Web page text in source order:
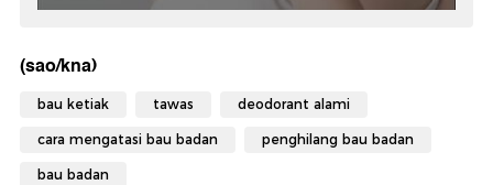
(sao/kna)
bau ketiak tawas deodorant alami
cara mengatasi bau badan penghilang bau badan
bau badan